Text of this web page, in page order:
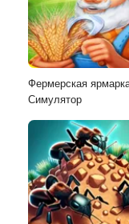
Фермерская
Симулятор